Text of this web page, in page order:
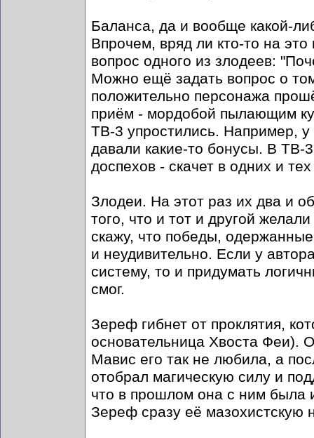
Баланса, да и вообще какой-
Впрочем, вряд ли кто-то на
вопрос одного из злодеев:
Можно ещё задать вопрос о
положительно персонажа
приём - мордобой пылающим
ТВ-3 упростились. Например,
давали какие-то бонусы. В ТВ-
доспехов - скачет в одних и
Злодеи. На этот раз их два и
того, что и тот и другой
скажу, что победы,
и неудивительно. Если у
систему, то и придумать
смог.
Зереф гибнет от проклятия,
основательница Хвоста Феи).
Мавис его так не любила, а
отобрал магическую силу и
что в прошлом она с ним была
Зереф сразу её мазохистскую